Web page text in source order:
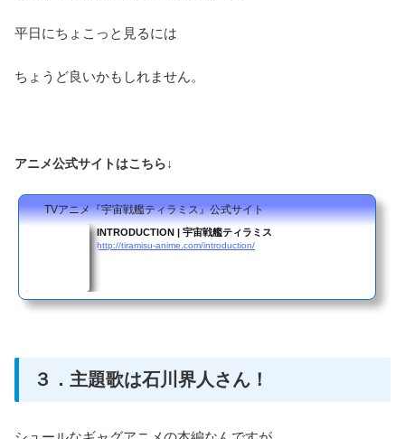
平日にちょこっと見るには
ちょうど良いかもしれません。
アニメ公式サイトはこちら↓
TVアニメ『宇宙戦艦ティラミス』公式サイト
INTRODUCTION | 宇宙戦艦ティラミス
http://tiramisu-anime.com/introduction/
３．主題歌は石川界人さん！